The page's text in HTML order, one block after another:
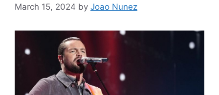
March 15, 2024 by Joao Nunez